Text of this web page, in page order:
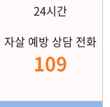
24시간
자살 예방 상담 전화
109